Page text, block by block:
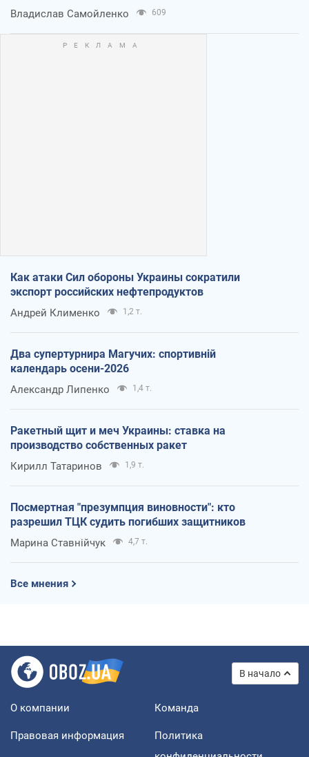
Владислав Самойленко 609
Как атаки Сил обороны Украины сократили
экспорт российских нефтепродуктов
Андрей Клименко 1,2 т.
Два супертурнира Магучих: спортивній
календарь осени-2026
Александр Липенко 1,4 т.
Ракетный щит и меч Украины: ставка на
производство собственных ракет
Кирилл Татаринов 1,9 т.
Посмертная "презумпция виновности": кто
разрешил ТЦК судить погибших защитников
Марина Ставнійчук 4,7 т.
Все мнения
В начало
О компании Команда
Правовая информация
Политика